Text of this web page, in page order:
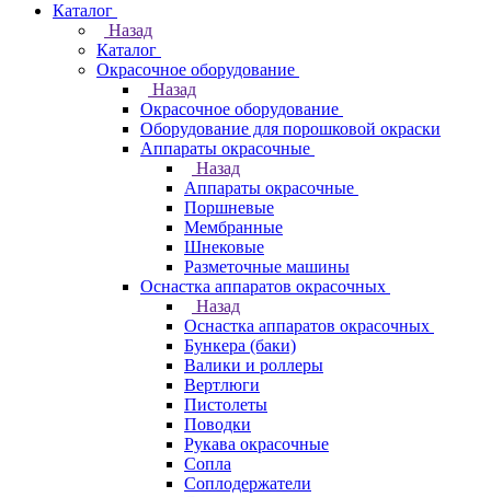
Каталог
Назад
Каталог
Окрасочное оборудование
Назад
Окрасочное оборудование
Оборудование для порошковой окраски
Аппараты окрасочные
Назад
Аппараты окрасочные
Поршневые
Мембранные
Шнековые
Разметочные машины
Оснастка аппаратов окрасочных
Назад
Оснастка аппаратов окрасочных
Бункера (баки)
Валики и роллеры
Вертлюги
Пистолеты
Поводки
Рукава окрасочные
Сопла
Соплодержатели